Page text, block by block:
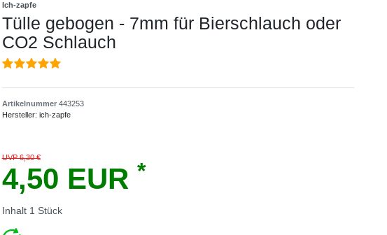
Ich-zapfe
Tülle gebogen - 7mm für Bierschlauch oder
CO2 Schlauch
Artikelnummer 443253
Hersteller: ich-zapfe
UVP 6,30 €
4,50 EUR *
Inhalt 1 Stück